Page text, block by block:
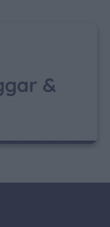
&